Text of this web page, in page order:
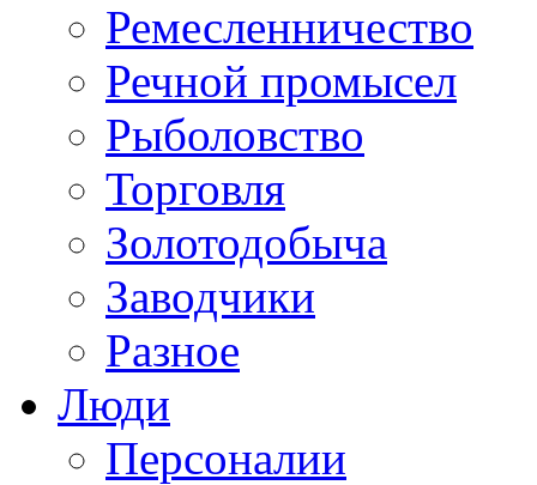
Ремесленничество
Речной промысел
Рыболовство
Торговля
Золотодобыча
Заводчики
Разное
Люди
Персоналии